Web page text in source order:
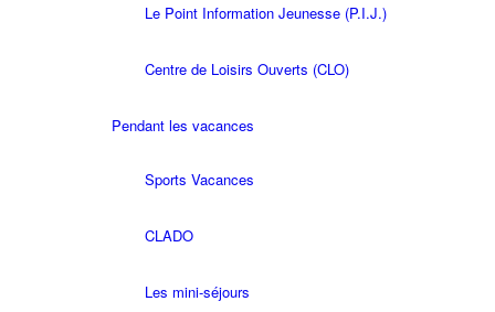
Le Point Information Jeunesse (P.I.J.)
Centre de Loisirs Ouverts (CLO)
Pendant les vacances
Sports Vacances
CLADO
Les mini-séjours